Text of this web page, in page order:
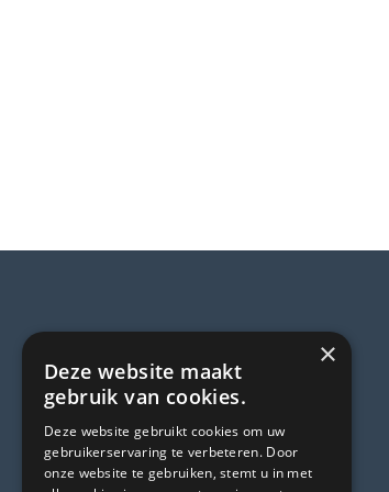
LOCATIE
8431 WE Oosterwolde
×
Deze website maakt
gebruik van cookies.
Deze website gebruikt cookies om uw
gebruikerservaring te verbeteren. Door
onze website te gebruiken, stemt u in met